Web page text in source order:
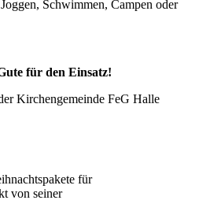
Schwimmen, Campen oder
für den Einsatz!
Kirchengemeinde FeG Halle
für
von seiner